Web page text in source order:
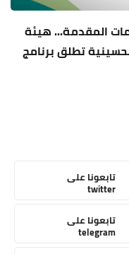
المقدمة... هيئة
تطلق برنامج
تابعونا على
twitter
تابعونا على
telegram